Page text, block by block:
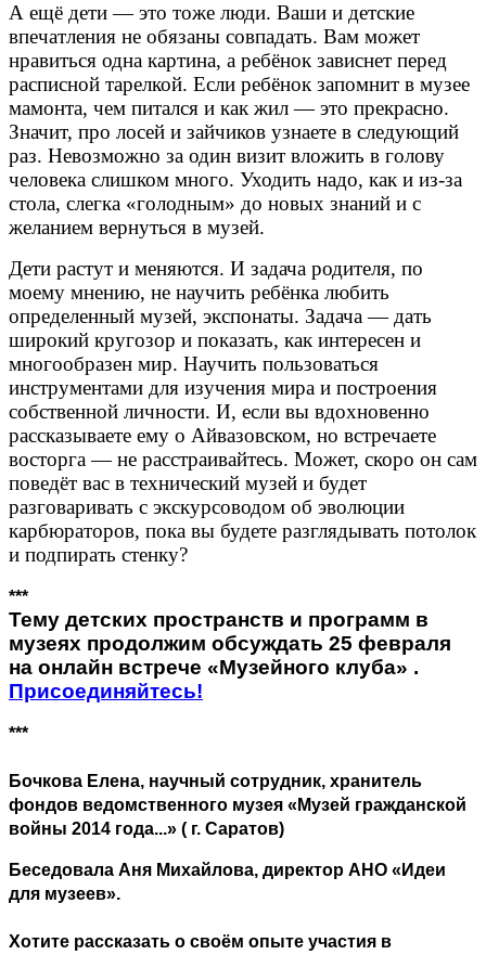
А ещё дети — это тоже люди. Ваши и детские
впечатления не обязаны совпадать. Вам может
нравиться одна картина, а ребёнок зависнет перед
расписной тарелкой. Если ребёнок запомнит в музее
мамонта, чем питался и как жил — это прекрасно.
Значит, про лосей и зайчиков узнаете в следующий
раз. Невозможно за один визит вложить в голову
человека слишком много. Уходить надо, как и из-за
стола, слегка «голодным» до новых знаний и с
желанием вернуться в музей.
Дети растут и меняются. И задача родителя, по
моему мнению, не научить ребёнка любить
определенный музей, экспонаты. Задача — дать
широкий кругозор и показать, как интересен и
многообразен мир. Научить пользоваться
инструментами для изучения мира и построения
собственной личности. И, если вы вдохновенно
рассказываете ему о Айвазовском, но встречаете
восторга — не расстраивайтесь. Может, скоро он сам
поведёт вас в технический музей и будет
разговаривать с экскурсоводом об эволюции
карбюраторов, пока вы будете разглядывать потолок
и подпирать стенку?
***
Тему детских пространств и программ в
музеях продолжим обсуждать 25 февраля
на онлайн встрече «Музейного клуба» .
Присоединяйтесь!
***
Бочкова Елена, научный сотрудник, хранитель
фондов ведомственного музея «Музей гражданской
войны 2014 года...» ( г. Саратов)
Беседовала Аня Михайлова, директор АНО «Идеи
для музеев».
Хотите рассказать о своём опыте участия в